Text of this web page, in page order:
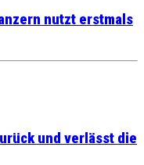
nutzt erstmals
und verlässt die